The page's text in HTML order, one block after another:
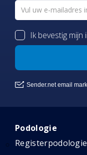
Podologie
Registerpodologie